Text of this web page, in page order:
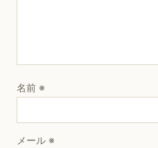
名前 ※
メール ※